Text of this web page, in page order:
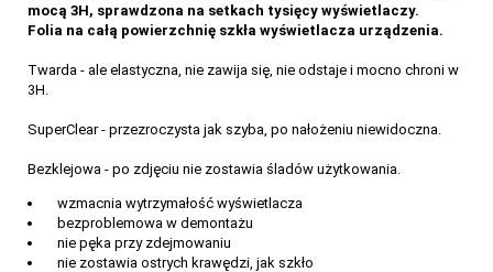
mocą 3H, sprawdzona na setkach tysięcy wyświetlaczy.
Folia na całą powierzchnię szkła wyświetlacza urządzenia.
Twarda - ale elastyczna, nie zawija się, nie odstaje i mocno chroni w
3H.
SuperClear - przezroczysta jak szyba, po nałożeniu niewidoczna.
Bezklejowa - po zdjęciu nie zostawia śladów użytkowania.
wzmacnia wytrzymałość wyświetlacza
bezproblemowa w demontażu
nie pęka przy zdejmowaniu
nie zostawia ostrych krawędzi, jak szkło